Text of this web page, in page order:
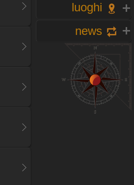
luoghi
news